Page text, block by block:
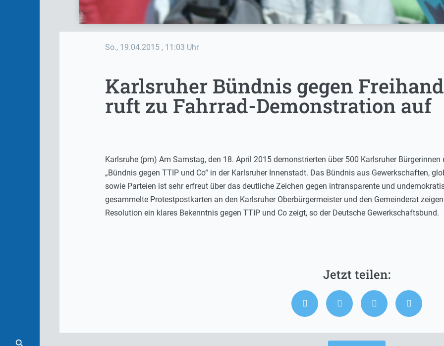
So., 19.04.2015 , 11:03 Uhr
Karlsruher Bündnis gegen
ruft zu Fahrrad-Demonstration auf
Karlsruhe (pm) Am Samstag, den 18. April 2015 demonstrierten über 500 Karlsruher
„Bündnis gegen TTIP und Co“ in der Karlsruher Innenstadt. Das Bündnis aus Gewerkschaften,
sowie Parteien​ ist sehr erfreut über das deutliche Zeichen gegen intransparente und
gesammelte Protestpostkarten an den Karlsruher Oberbürgermeister und den Gemeinderat
Resolution ein klares Bekenntnis gegen TTIP und Co zeigt, so der Deutsche Gewerkschaftsbund.